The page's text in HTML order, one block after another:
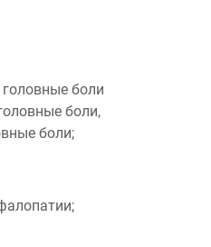
боли
боли,
боли;